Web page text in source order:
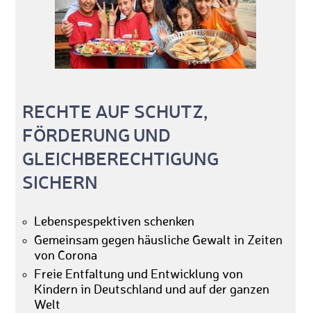
RECHTE AUF SCHUTZ,
FÖRDERUNG UND
GLEICHBERECHTIGUNG
SICHERN
Lebenspespektiven schenken
Gemeinsam gegen häusliche Gewalt in Zeiten
von Corona
Freie Entfaltung und Entwicklung von
Kindern in Deutschland und auf der ganzen
Welt